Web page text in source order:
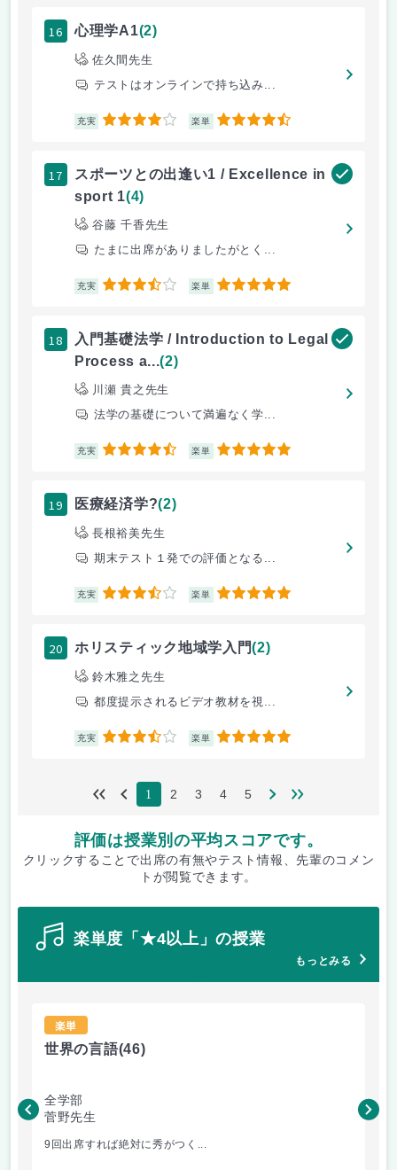
16 心理学A1(2)
佐久間先生
テストはオンラインで持ち込み...
充実 4 楽単 4.5
17
スポーツとの出逢い1 / Excellence in
sport 1(4)
谷藤 千香先生
たまに出席がありましたがとく...
充実 3.5 楽単 5
18
入門基礎法学 / Introduction to Legal
Process a...(2)
川瀬 貴之先生
法学の基礎について満遍なく学...
充実 4.5 楽単 5
19 医療経済学?(2)
長根裕美先生
期末テスト１発での評価となる...
充実 3.5 楽単 5
20 ホリスティック地域学入門(2)
鈴木雅之先生
都度提示されるビデオ教材を視...
充実 3.5 楽単 5
1 2 3 4 5
評価は授業別の平均スコアです。
クリックすることで出席の有無やテスト情報、先輩のコメン
トが閲覧できます。
楽単度「★4以上」の授業
もっとみる
楽単
世界の言語(46)
全学部
菅野先生
9回出席すれば絶対に秀がつく...
菅